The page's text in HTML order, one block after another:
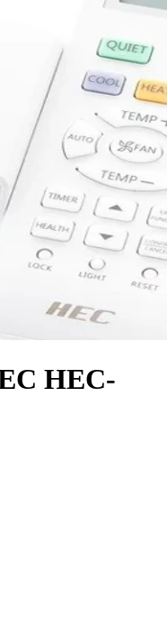
HEC-